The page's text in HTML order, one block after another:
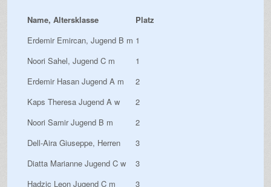
Name, Altersklasse
Platz
Erdemir Emircan, Jugend B m 1
Noori Sahel, Jugend C m
1
Erdemir Hasan Jugend A m
2
Kaps Theresa Jugend A w
2
Noori Samir Jugend B m
2
Dell-Aira Giuseppe, Herren
3
Diatta Marianne Jugend C w
3
Hadzic Leon Jugend C m
3